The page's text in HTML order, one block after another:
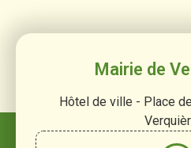
Mairie de
Hôtel de ville - Place